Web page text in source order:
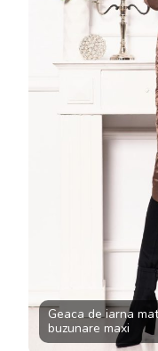
Geaca de iarna
buzunare maxi